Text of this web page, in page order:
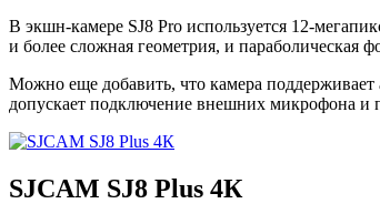
В экшн-камере SJ8 Pro используется 12-
и более сложная геометрия, и параболическая
Можно еще добавить, что камера
допускает подключение внешних микрофона и
SJCAM SJ8 Plus 4К